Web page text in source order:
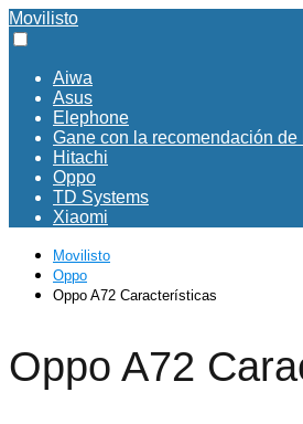
Movilisto
Aiwa
Asus
Elephone
Gane con la recomendación de
Hitachi
Oppo
TD Systems
Xiaomi
Movilisto
Oppo
Oppo A72 Características
Oppo A72